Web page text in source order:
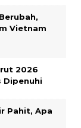
Vietnam
2026
Dipenuhi
Pahit, Apa